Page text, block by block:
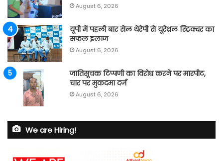
August 6, 2026
यूपी में पहली बार सेल थेरेपी से यूरेथ्रल स्ट्रिक्चर का
सफल इलाज
August 6, 2026
जातिसूचक टिप्पणी का विरोध करने पर मारपीट,
चार पर मुकदमा दर्ज
August 6, 2026
We are Hiring!